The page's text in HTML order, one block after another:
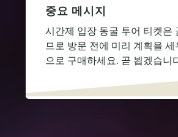
중요 메시지
시간제 입장 동굴 투어 티켓은
므로 방문 전에 미리 계획을 세
으로 구매하세요. 곧 뵙겠습니